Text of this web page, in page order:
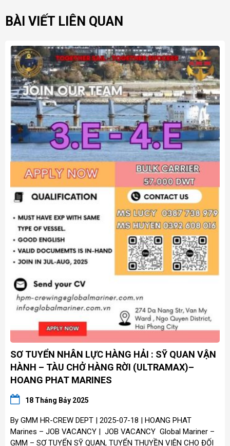
BÀI VIẾT LIÊN QUAN
SƠ TUYỂN NHÂN LỰC HÀNG HẢI : SỸ QUAN VẬN
HÀNH – TÀU CHỞ HÀNG RỜI (ULTRAMAX)–
HOANG PHAT MARINES
18 Tháng Bảy 2025
By GMM HR-CREW DEPT | 2025-07-18 | HOANG PHAT
Marines – JOB VACANCY | JOB VACANCY Global Mariner –
GMM – SƠ TUYỂN SỸ QUAN, TUYỂN THUYỀN VIÊN CHO ĐỐI